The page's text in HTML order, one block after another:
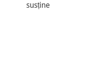
susține